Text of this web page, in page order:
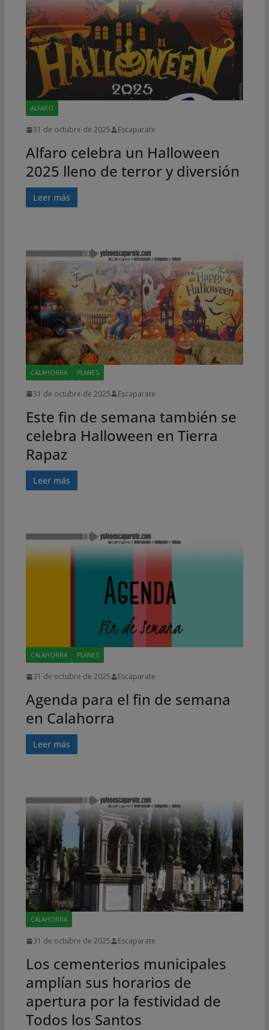
ALFARO
31 de octubre de 2025 Escaparate
Alfaro celebra un Halloween
2025 lleno de terror y diversión
Leer más
CALAHORRA PLANES
31 de octubre de 2025 Escaparate
Este fin de semana también se
celebra Halloween en Tierra
Rapaz
Leer más
CALAHORRA PLANES
31 de octubre de 2025 Escaparate
Agenda para el fin de semana
en Calahorra
Leer más
CALAHORRA
31 de octubre de 2025 Escaparate
Los cementerios municipales
amplían sus horarios de
apertura por la festividad de
Todos los Santos